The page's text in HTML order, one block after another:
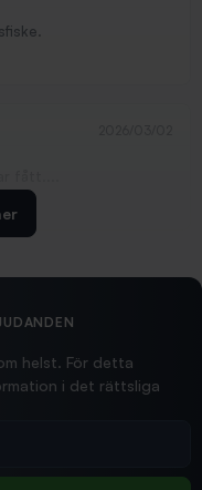
2026/02/19
och bra...
helst. För detta
i det rättsliga